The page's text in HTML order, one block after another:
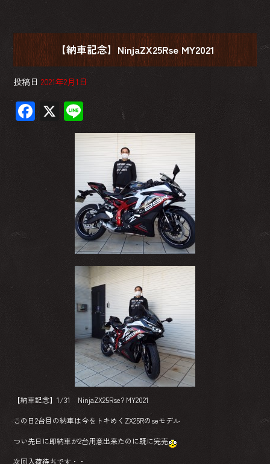
【納車記念】NinjaZX25Rse MY2021
投稿日 2021年2月1日
F X
ne
【納車記念】1/31 NinjaZX25Rse? MY2021
この日2台目の納車は今をトキめくZX25Rのseモデル
つい先日に即納車が2台用意出来たのに既に完売
次回入荷待ちです・・